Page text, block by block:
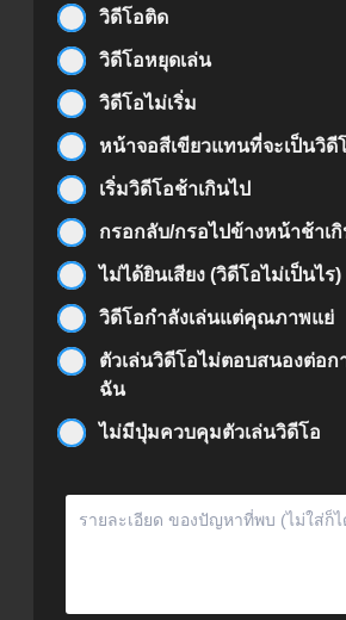
วิดีโอติด
วิดีโอหยุดเล่น
วิดีโอไม่เริ่ม
หน้าจอสีเขียวแทนที่จะเป็นวิดี
เริ่มวิดีโอช้าเกินไป
กรอกลับ/กรอไปข้างหน้าช้าเกิ
ไม่ได้ยินเสียง (วิดีโอไม่เป็นไร)
วิดีโอกำลังเล่นแต่คุณภาพแย่
ตัวเล่นวิดีโอไม่ตอบสนองต่อก
ฉัน
ไม่มีปุ่มควบคุมตัวเล่นวิดีโอ